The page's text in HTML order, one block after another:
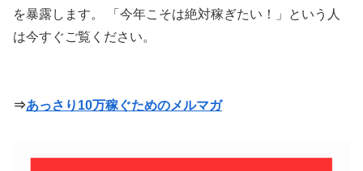
を暴露します。 「今年こそは絶対稼ぎたい！」という人
は今すぐご覧ください。
⇒あっさり10万稼ぐためのメルマガ